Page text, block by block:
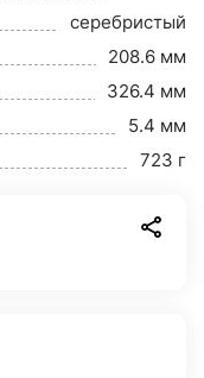
серебристый
208.6 мм
326.4 мм
5.4 мм
723 г